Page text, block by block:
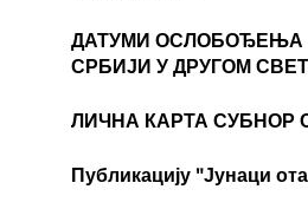
ДАТУМИ ОСЛОБОЂЕЊА
СРБИЈИ У ДРУГОМ
ЛИЧНА КАРТА СУБНОР
Публикацију "Јунаци